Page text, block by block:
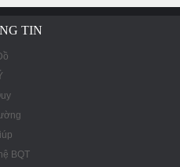
TIN
BQT